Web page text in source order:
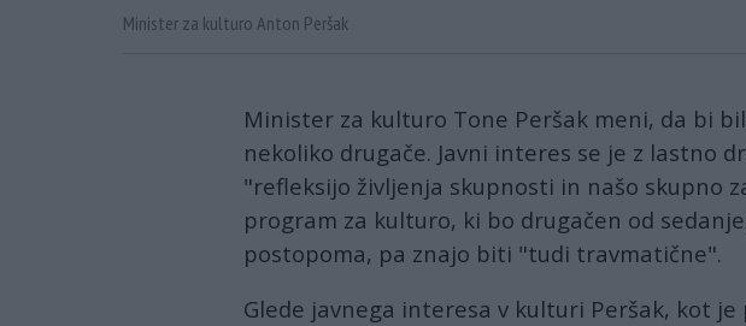
Minister za kulturo Anton Peršak
Minister za kulturo Tone Peršak meni, da bi
nekoliko drugače. Javni interes se je z lastno
"refleksijo življenja skupnosti in našo skupno
program za kulturo, ki bo drugačen od
postopoma, pa znajo biti "tudi travmatične".
Glede javnega interesa v kulturi Peršak, kot je